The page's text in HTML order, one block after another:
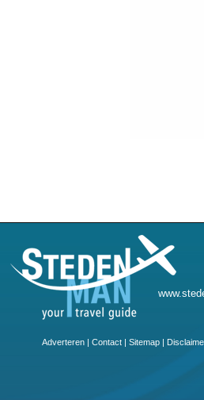
Adverteren | Contact | Sitemap |